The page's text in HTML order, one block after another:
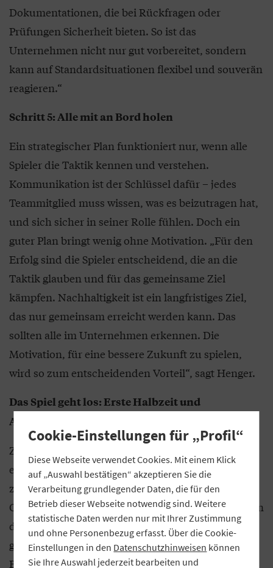
Dokumentationen, die bei Rückfragen oder
Prüfungen Sicherheit bieten. So ist das
Unternehmen nicht nur gut vorbereitet, sondern
kann auf Standardsituationen flexibel und souverän
reagieren.“
Schritt 5: Alle mit an Bord holen
Ein strategischer Plan funktioniert nur, wenn alle
Spieler die Taktik kennen und verstehen.
Kommunikation ist der Schlüssel dafür – jedes
Teammitglied muss wissen, was es beizutragen hat,
und sich sicher in seiner Rolle fühlen. Doch ein
guter Plan bringt wenig ohne Motivation. „Für den
Erfolg sind die Spieler entscheidend, die an die
Taktik glauben und für das gemeinsame Ziel
kämpfen. Nachhaltigkeit ist ein langfristiges Ziel,
das nur gemeinsam erreicht werden kann. Das
sollten alle im Unternehmen erkennen. Die
Motivation, für eine bessere Zukunft zu spielen,
wird so zum entscheidenden Vorteil“, sagt Henger.
Das Spiel geht los: Erste Halbzeit und
Anpassungen
Zu Beginn des Spiels muss sich das Unternehmen
entscheiden: Spielt es abwartend, um den Gegner
zu beobachten, oder geht es von Anfang an in die
Offensive? Die richtige Herangehensweise hängt von
der Position ab und kann entscheidend sein. „Ein
guter Spielplan bleibt flexibel. Wenn wir zum
Beispiel merken, dass sich eine Strategie nicht
Cookie-Einstellungen für „Profil“
Diese Webseite verwendet Cookies. Mit einem Klick
auf „Auswahl bestätigen“ akzeptieren Sie die
Verarbeitung grundlegender Daten, die für den
Betrieb dieser Webseite notwendig sind. Weitere
statistische Daten werden nur mit Ihrer Zustimmung
und ohne Personenbezug erfasst. Über die Cookie-
Einstellungen in den Datenschutzhinweisen können
Sie Ihre Auswahl jederzeit bearbeiten und